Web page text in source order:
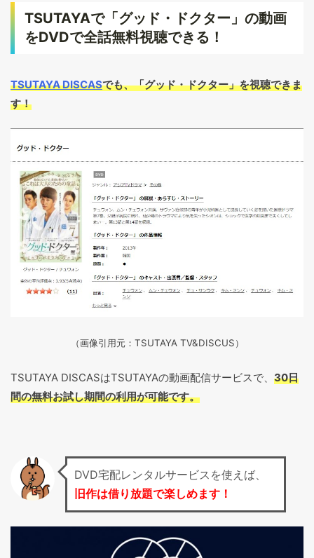
TSUTAYAで「グッド・ドクター」の動画
をDVDで全話無料視聴できる！
TSUTAYA DISCASでも、「グッド・ドクター」を視聴できま
す！
（画像引用元：TSUTAYA TV&DISCUS）
TSUTAYA DISCASはTSUTAYAの動画配信サービスで、 30日
間の無料お試し期間の利用が可能です。
DVD宅配レンタルサービスを使えば、
旧作は借り放題で楽しめます！